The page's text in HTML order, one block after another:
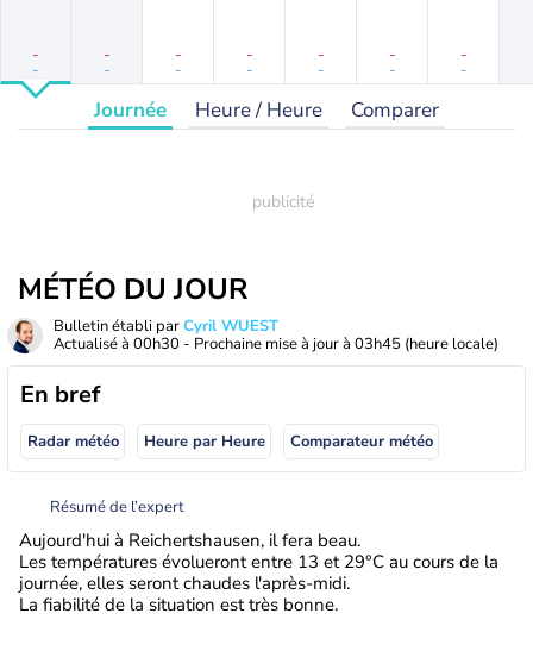
-
-
-
-
-
-
-
-
-
-
-
-
-
-
Journée Heure / Heure Comparer
MÉTÉO DU JOUR
Bulletin établi parCyril WUEST
Actualisé à 00h30 - Prochaine mise à jour à 03h45 (heure locale)
En bref
Radar météo Heure par Heure Comparateur météo
Résumé de l’expert
Aujourd'hui à Reichertshausen, il fera beau.
Les températures évolueront entre 13 et 29°C au cours de la
journée, elles seront chaudes l'après-midi.
La fiabilité de la situation est très bonne.